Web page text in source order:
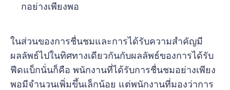
กอย่างเพียงพอ
ในส่วนของการชื่นชมและการได้รับความสำคัญมี
ผลลัพธ์ไปในทิศทางเดียวกันกับผลลัพธ์ของการได้รับ
ฟีดแบ็กนั่นก็คือ พนักงานที่ได้รับการชื่นชมอย่างเพียง
พอมีจำนวนเพิ่มขึ้นเล็กน้อย แต่พนักงานที่มองว่าการ